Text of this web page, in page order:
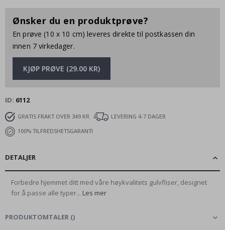
Ønsker du en produktprøve?
En prøve (10 x 10 cm) leveres direkte til postkassen din
innen 7 virkedager.
KJØP PRØVE (29.00 KR)
ID 6112
GRATIS FRAKT OVER 349 KR
LEVERING 4-7 DAGER
100% TILFREDSHETSGARANTI
DETALJER
Forbedre hjemmet ditt med våre høykvalitets gulvfliser, designet
for å passe alle typer... Les mer
PRODUKTOMTALER ()